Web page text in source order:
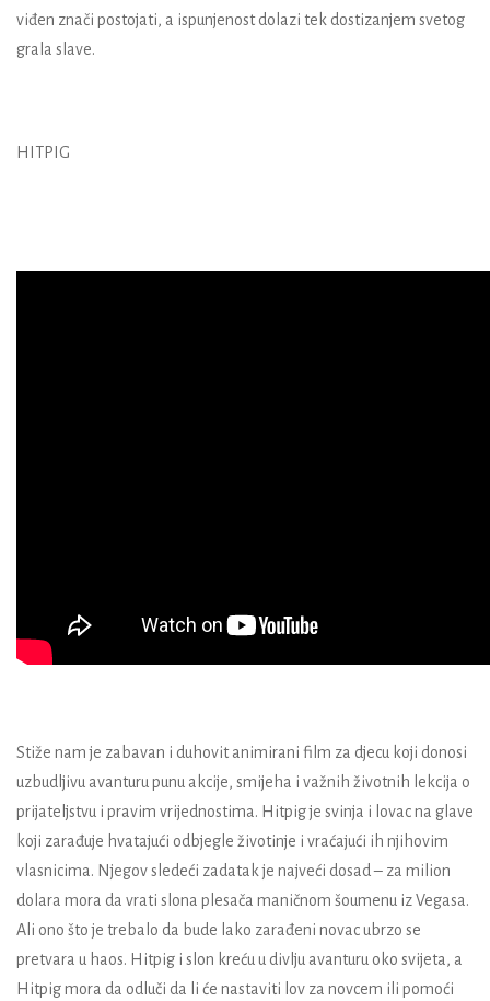
viđen znači postojati, a ispunjenost dolazi tek dostizanjem svetog
grala slave.
HITPIG
Stiže nam je zabavan i duhovit animirani film za djecu koji donosi
uzbudljivu avanturu punu akcije, smijeha i važnih životnih lekcija o
prijateljstvu i pravim vrijednostima. Hitpig je svinja i lovac na glave
koji zarađuje hvatajući odbjegle životinje i vraćajući ih njihovim
vlasnicima. Njegov sledeći zadatak je najveći dosad – za milion
dolara mora da vrati slona plesača maničnom šoumenu iz Vegasa.
Ali ono što je trebalo da bude lako zarađeni novac ubrzo se
pretvara u haos. Hitpig i slon kreću u divlju avanturu oko svijeta, a
Hitpig mora da odluči da li će nastaviti lov za novcem ili pomoći